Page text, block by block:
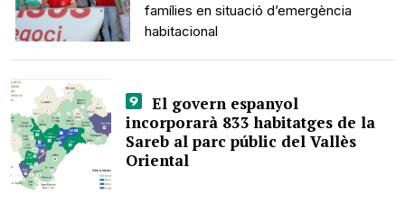
famílies en situació d’emergència
habitacional
El govern espanyol
incorporarà 833 habitatges de la
Sareb al parc públic del Vallès
Oriental